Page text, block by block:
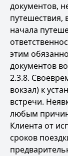
документов,
путешествия,
начала
этим
документов
2.3.8.
вокзал) к
встречи.
любым
Клиента от
сроков